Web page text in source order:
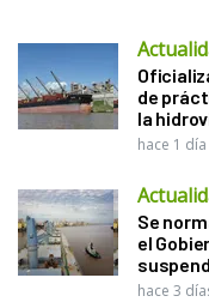
de
la
hace 1 día
Se
el
hace 3